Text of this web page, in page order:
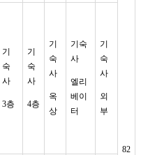
82
기
숙
사
3층
기
숙
사
4층
기
숙
사
옥
상
기숙
사
엘리
베이
터
기
숙
사
외
부